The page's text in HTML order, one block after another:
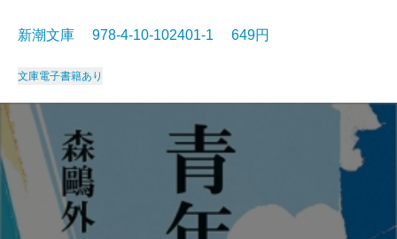
新潮文庫 978-4-10-102401-1 649円
文庫電子書籍あり